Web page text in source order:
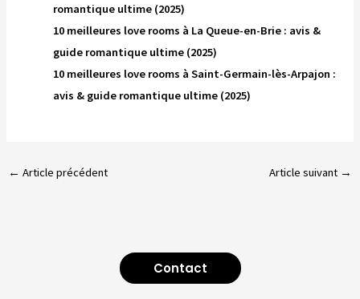
romantique ultime (2025)
10 meilleures love rooms à La Queue-en-Brie : avis &
guide romantique ultime (2025)
10 meilleures love rooms à Saint-Germain-lès-Arpajon :
avis & guide romantique ultime (2025)
← Article précédent Article suivant →
Contact